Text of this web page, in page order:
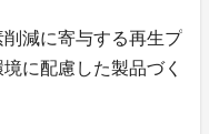
減に寄与する再生プ
に配慮した製品づく